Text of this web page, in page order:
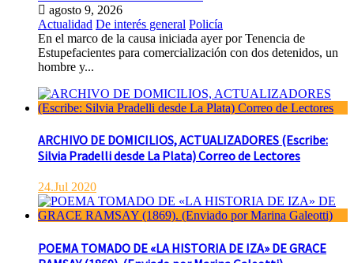
agosto 9, 2026
Actualidad De interés general Policía
En el marco de la causa iniciada ayer por Tenencia de
Estupefacientes para comercialización con dos detenidos, un
hombre y...
ARCHIVO DE DOMICILIOS, ACTUALIZADORES (Escribe:
Silvia Pradelli desde La Plata) Correo de Lectores
24.Jul 2020
POEMA TOMADO DE «LA HISTORIA DE IZA» DE GRACE